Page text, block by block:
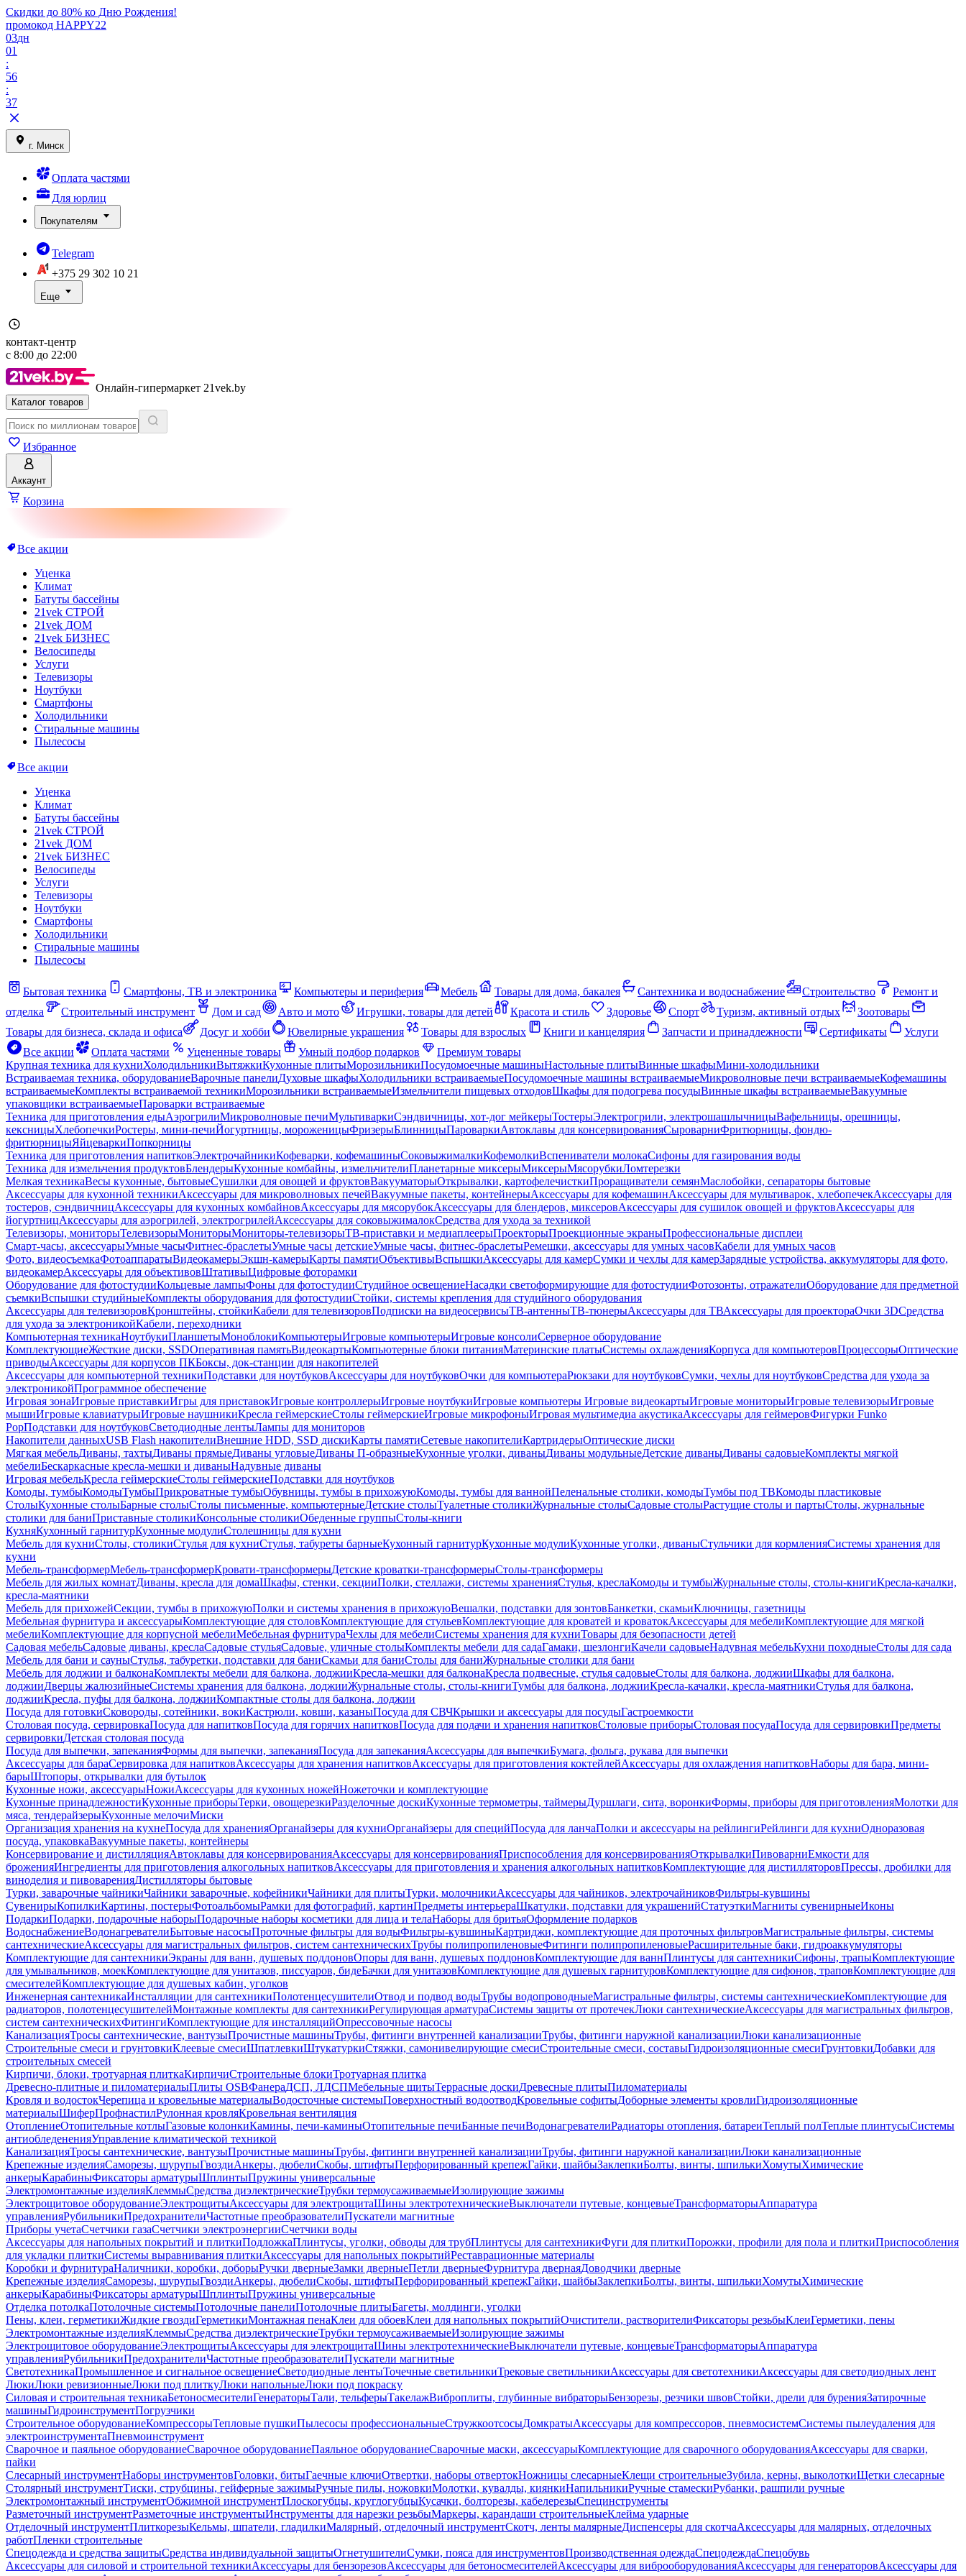
Скидки до 80% ко Дню Рождения!
промокод HAPPY22
03дн
01
:
56
:
37
г. Минск
Оплата частями
Для юрлиц
Покупателям
Telegram
+375 29 302 10 21
Еще
контакт-центр
с 8:00 до 22:00
Онлайн-гипермаркет 21vek.by
Каталог товаров
Избранное
Аккаунт
Корзина
Все акции
Уценка
Климат
Батуты бассейны
21vek СТРОЙ
21vek ДОМ
21vek БИЗНЕС
Велосипеды
Услуги
Телевизоры
Ноутбуки
Смартфоны
Холодильники
Стиральные машины
Пылесосы
Все акции
Уценка
Климат
Батуты бассейны
21vek СТРОЙ
21vek ДОМ
21vek БИЗНЕС
Велосипеды
Услуги
Телевизоры
Ноутбуки
Смартфоны
Холодильники
Стиральные машины
Пылесосы
Бытовая техника Смартфоны, ТВ и электроника Компьютеры и периферия Мебель Товары для дома, бакалея Сантехника и водоснабжение Строительство
Ремонт и
отделка
Строительный инструмент Дом и сад Авто и мото Игрушки, товары для детей Красота и стиль Здоровье Спорт Туризм, активный отдых
Зоотовары
Товары для бизнеса, склада и офиса
Досуг и хобби Ювелирные украшения Товары для взрослых Книги и канцелярия Запчасти и принадлежности Сертификаты
Услуги
Все акции
Оплата частями Уцененные товары Умный подбор подарков
Премиум товары
Крупная техника для кухниХолодильникиВытяжкиКухонные плитыМорозильникиПосудомоечные машиныНастольные плитыВинные шкафыМини-холодильники
Встраиваемая техника, оборудованиеВарочные панелиДуховые шкафыХолодильники встраиваемыеПосудомоечные машины встраиваемыеМикроволновые печи встраиваемыеКофемашины
встраиваемыеКомплекты встраиваемой техникиМорозильники встраиваемыеИзмельчители пищевых отходовШкафы для подогрева посудыВинные шкафы встраиваемыеВакуумные
упаковщики встраиваемыеПароварки встраиваемые
Техника для приготовления едыАэрогрилиМикроволновые печиМультиваркиСэндвичницы, хот-дог мейкерыТостерыЭлектрогрили, электрошашлычницыВафельницы, орешницы,
кексницыХлебопечкиРостеры, мини-печиЙогуртницы, мороженицыФризерыБлинницыПароваркиАвтоклавы для консервированияСыроварниФритюрницы, фондю-
фритюрницыЯйцеваркиПопкорницы
Техника для приготовления напитковЭлектрочайникиКофеварки, кофемашиныСоковыжималкиКофемолкиВспениватели молокаСифоны для газирования воды
Техника для измельчения продуктовБлендерыКухонные комбайны, измельчителиПланетарные миксерыМиксерыМясорубкиЛомтерезки
Мелкая техникаВесы кухонные, бытовыеСушилки для овощей и фруктовВакууматорыОткрывалки, картофелечисткиПроращиватели семянМаслобойки, сепараторы бытовые
Аксессуары для кухонной техникиАксессуары для микроволновых печейВакуумные пакеты, контейнерыАксессуары для кофемашинАксессуары для мультиварок, хлебопечекАксессуары для
тостеров, сэндвичницАксессуары для кухонных комбайновАксессуары для мясорубокАксессуары для блендеров, миксеровАксессуары для сушилок овощей и фруктовАксессуары для
йогуртницАксессуары для аэрогрилей, электрогрилейАксессуары для соковыжималокСредства для ухода за техникой
Телевизоры, мониторыТелевизорыМониторыМониторы-телевизорыТВ-приставки и медиаплеерыПроекторыПроекционные экраныПрофессиональные дисплеи
Смарт-часы, аксессуарыУмные часыФитнес-браслетыУмные часы детскиеУмные часы, фитнес-браслетыРемешки, аксессуары для умных часовКабели для умных часов
Фото, видеосъемкаФотоаппаратыВидеокамерыЭкшн-камерыКарты памятиОбъективыВспышкиАксессуары для камерСумки и чехлы для камерЗарядные устройства, аккумуляторы для фото,
видеокамерАксессуары для объективовШтативыЦифровые фоторамки
Оборудование для фотостудииКольцевые лампыФоны для фотостудииСтудийное освещениеНасадки светоформирующие для фотостудииФотозонты, отражателиОборудование для предметной
съемкиВспышки студийныеКомплекты оборудования для фотостудииСтойки, системы крепления для студийного оборудования
Аксессуары для телевизоровКронштейны, стойкиКабели для телевизоровПодписки на видеосервисыТВ-антенныТВ-тюнерыАксессуары для ТВАксессуары для проектораОчки 3DСредства
для ухода за электроникойКабели, переходники
Компьютерная техникаНоутбукиПланшетыМоноблокиКомпьютерыИгровые компьютерыИгровые консолиСерверное оборудование
КомплектующиеЖесткие диски, SSDОперативная памятьВидеокартыКомпьютерные блоки питанияМатеринские платыСистемы охлажденияКорпуса для компьютеровПроцессорыОптические
приводыАксессуары для корпусов ПКБоксы, док-станции для накопителей
Аксессуары для компьютерной техникиПодставки для ноутбуковАксессуары для ноутбуковОчки для компьютераРюкзаки для ноутбуковСумки, чехлы для ноутбуковСредства для ухода за
электроникойПрограммное обеспечение
Игровая зонаИгровые приставкиИгры для приставокИгровые контроллерыИгровые ноутбукиИгровые компьютеры Игровые видеокартыИгровые мониторыИгровые телевизорыИгровые
мышиИгровые клавиатурыИгровые наушникиКресла геймерскиеСтолы геймерскиеИгровые микрофоныИгровая мультимедиа акустикаАксессуары для геймеровФигурки Funko
PopПодставки для ноутбуковСветодиодные лентыЛампы для мониторов
Накопители данныхUSB Flash накопителиВнешние HDD, SSD дискиКарты памятиСетевые накопителиКартридерыОптические диски
Мягкая мебельДиваны, тахтыДиваны прямыеДиваны угловыеДиваны П-образныеКухонные уголки, диваныДиваны модульныеДетские диваныДиваны садовыеКомплекты мягкой
мебелиБескаркасные кресла-мешки и диваныНадувные диваны
Игровая мебельКресла геймерскиеСтолы геймерскиеПодставки для ноутбуков
Комоды, тумбыКомодыТумбыПрикроватные тумбыОбувницы, тумбы в прихожуюКомоды, тумбы для ваннойПеленальные столики, комодыТумбы под ТВКомоды пластиковые
СтолыКухонные столыБарные столыСтолы письменные, компьютерныеДетские столыТуалетные столикиЖурнальные столыСадовые столыРастущие столы и партыСтолы, журнальные
столики для баниПриставные столикиКонсольные столикиОбеденные группыСтолы-книги
КухняКухонный гарнитурКухонные модулиСтолешницы для кухни
Мебель для кухниСтолы, столикиСтулья для кухниСтулья, табуреты барныеКухонный гарнитурКухонные модулиКухонные уголки, диваныСтульчики для кормленияСистемы хранения для
кухни
Мебель-трансформерМебель-трансформерКровати-трансформерыДетские кроватки-трансформерыСтолы-трансформеры
Мебель для жилых комнатДиваны, кресла для домаШкафы, стенки, секцииПолки, стеллажи, системы храненияСтулья, креслаКомоды и тумбыЖурнальные столы, столы-книгиКресла-качалки,
кресла-маятники
Мебель для прихожейСекции, тумбы в прихожуюПолки и системы хранения в прихожуюВешалки, подставки для зонтовБанкетки, скамьиКлючницы, газетницы
Мебельная фурнитура и аксессуарыКомплектующие для столовКомплектующие для стульевКомплектующие для кроватей и кроватокАксессуары для мебелиКомплектующие для мягкой
мебелиКомплектующие для корпусной мебелиМебельная фурнитураЧехлы для мебелиСистемы хранения для кухниТовары для безопасности детей
Садовая мебельСадовые диваны, креслаСадовые стульяСадовые, уличные столыКомплекты мебели для садаГамаки, шезлонгиКачели садовыеНадувная мебельКухни походныеСтолы для сада
Мебель для бани и сауныСтулья, табуретки, подставки для баниСкамьи для баниСтолы для баниЖурнальные столики для бани
Мебель для лоджии и балконаКомплекты мебели для балкона, лоджииКресла-мешки для балконаКресла подвесные, стулья садовыеСтолы для балкона, лоджииШкафы для балкона,
лоджииДверцы жалюзийныеСистемы хранения для балкона, лоджииЖурнальные столы, столы-книгиТумбы для балкона, лоджииКресла-качалки, кресла-маятникиСтулья для балкона,
лоджииКресла, пуфы для балкона, лоджииКомпактные столы для балкона, лоджии
Посуда для готовкиСковороды, сотейники, вокиКастрюли, ковши, казаныПосуда для СВЧКрышки и аксессуары для посудыГастроемкости
Столовая посуда, сервировкаПосуда для напитковПосуда для горячих напитковПосуда для подачи и хранения напитковСтоловые приборыСтоловая посудаПосуда для сервировкиПредметы
сервировкиДетская столовая посуда
Посуда для выпечки, запеканияФормы для выпечки, запеканияПосуда для запеканияАксессуары для выпечкиБумага, фольга, рукава для выпечки
Аксессуары для бараСервировка для напитковАксессуары для хранения напитковАксессуары для приготовления коктейлейАксессуары для охлаждения напитковНаборы для бара, мини-
барыШтопоры, открывалки для бутылок
Кухонные ножи, аксессуарыНожиАксессуары для кухонных ножейНожеточки и комплектующие
Кухонные принадлежностиКухонные приборыТерки, овощерезкиРазделочные доскиКухонные термометры, таймерыДуршлаги, сита, воронкиФормы, приборы для приготовленияМолотки для
мяса, тендерайзерыКухонные мелочиМиски
Организация хранения на кухнеПосуда для храненияОрганайзеры для кухниОрганайзеры для специйПосуда для ланчаПолки и аксессуары на рейлингиРейлинги для кухниОдноразовая
посуда, упаковкаВакуумные пакеты, контейнеры
Консервирование и дистилляцияАвтоклавы для консервированияАксессуары для консервированияПриспособления для консервированияОткрывалкиПивоварниЕмкости для
броженияИнгредиенты для приготовления алкогольных напитковАксессуары для приготовления и хранения алкогольных напитковКомплектующие для дистилляторовПрессы, дробилки для
виноделия и пивоваренияДистилляторы бытовые
Турки, заварочные чайникиЧайники заварочные, кофейникиЧайники для плитыТурки, молочникиАксессуары для чайников, электрочайниковФильтры-кувшины
СувенирыКопилкиКартины, постерыФотоальбомыРамки для фотографий, картинПредметы интерьераШкатулки, подставки для украшенийСтатуэткиМагниты сувенирныеИконы
ПодаркиПодарки, подарочные наборыПодарочные наборы косметики для лица и телаНаборы для бритьяОформление подарков
ВодоснабжениеВодонагревателиБытовые насосыПроточные фильтры для водыФильтры-кувшиныКартриджи, комплектующие для проточных фильтровМагистральные фильтры, системы
сантехническиеАксессуары для магистральных фильтров, систем сантехническихТрубы полипропиленовыеФитинги полипропиленовыеРасширительные баки, гидроаккумуляторы
Комплектующие для сантехникиЭкраны для ванн, душевых поддоновОпоры для ванн, душевых поддоновКомплектующие для ваннПлинтусы для сантехникиСифоны, трапыКомплектующие
для умывальников, моекКомплектующие для унитазов, писсуаров, бидеБачки для унитазовКомплектующие для душевых гарнитуровКомплектующие для сифонов, траповКомплектующие для
смесителейКомплектующие для душевых кабин, уголков
Инженерная сантехникаИнсталляции для сантехникиПолотенцесушителиОтвод и подвод водыТрубы водопроводныеМагистральные фильтры, системы сантехническиеКомплектующие для
радиаторов, полотенцесушителейМонтажные комплекты для сантехникиРегулирующая арматураСистемы защиты от протечекЛюки сантехническиеАксессуары для магистральных фильтров,
систем сантехническихФитингиКомплектующие для инсталляцийОпрессовочные насосы
КанализацияТросы сантехнические, вантузыПрочистные машиныТрубы, фитинги внутренней канализацииТрубы, фитинги наружной канализацииЛюки канализационные
Строительные смеси и грунтовкиКлеевые смесиШпатлевкиШтукатуркиСтяжки, самонивелирующие смесиСтроительные смеси, составыГидроизоляционные смесиГрунтовкиДобавки для
строительных смесей
Кирпичи, блоки, тротуарная плиткаКирпичиСтроительные блокиТротуарная плитка
Древесно-плитные и пиломатериалыПлиты OSBФанераДСП, ЛДСПМебельные щитыТеррасные доскиДревесные плитыПиломатериалы
Кровля и водостокЧерепица и кровельные материалыВодосточные системыПоверхностный водоотводКровельные софитыДоборные элементы кровлиГидроизоляционные
материалыШиферПрофнастилРулонная кровляКровельная вентиляция
ОтоплениеОтопительные котлыГазовые колонкиКамины, печи-каминыОтопительные печиБанные печиВодонагревателиРадиаторы отопления, батареиТеплый полТеплые плинтусыСистемы
антиобледененияУправление климатической техникой
КанализацияТросы сантехнические, вантузыПрочистные машиныТрубы, фитинги внутренней канализацииТрубы, фитинги наружной канализацииЛюки канализационные
Крепежные изделияСаморезы, шурупыГвоздиАнкеры, дюбелиСкобы, штифтыПерфорированный крепежГайки, шайбыЗаклепкиБолты, винты, шпилькиХомутыХимические
анкерыКарабиныФиксаторы арматурыШплинтыПружины универсальные
Электромонтажные изделияКлеммыСредства диэлектрическиеТрубки термоусаживаемыеИзолирующие зажимы
Электрощитовое оборудованиеЭлектрощитыАксессуары для электрощитаШины электротехническиеВыключатели путевые, концевыеТрансформаторыАппаратура
управленияРубильникиПредохранителиЧастотные преобразователиПускатели магнитные
Приборы учетаСчетчики газаСчетчики электроэнергииСчетчики воды
Аксессуары для напольных покрытий и плиткиПодложкаПлинтусы, уголки, обводы для трубПлинтусы для сантехникиФуги для плиткиПорожки, профили для пола и плиткиПриспособления
для укладки плиткиСистемы выравнивания плиткиАксессуары для напольных покрытийРеставрационные материалы
Коробки и фурнитураНаличники, коробки, доборыРучки дверныеЗамки дверныеПетли дверныеФурнитура двернаяДоводчики дверные
Крепежные изделияСаморезы, шурупыГвоздиАнкеры, дюбелиСкобы, штифтыПерфорированный крепежГайки, шайбыЗаклепкиБолты, винты, шпилькиХомутыХимические
анкерыКарабиныФиксаторы арматурыШплинтыПружины универсальные
Отделка потолкаПотолочные системыПотолочные панелиПотолочные плитыБагеты, молдинги, уголки
Пены, клеи, герметикиЖидкие гвоздиГерметикиМонтажная пенаКлеи для обоевКлеи для напольных покрытийОчистители, растворителиФиксаторы резьбыКлеиГерметики, пены
Электромонтажные изделияКлеммыСредства диэлектрическиеТрубки термоусаживаемыеИзолирующие зажимы
Электрощитовое оборудованиеЭлектрощитыАксессуары для электрощитаШины электротехническиеВыключатели путевые, концевыеТрансформаторыАппаратура
управленияРубильникиПредохранителиЧастотные преобразователиПускатели магнитные
СветотехникаПромышленное и сигнальное освещениеСветодиодные лентыТочечные светильникиТрековые светильникиАксессуары для светотехникиАксессуары для светодиодных лент
ЛюкиЛюки ревизионныеЛюки под плиткуЛюки напольныеЛюки под покраску
Силовая и строительная техникаБетоносмесителиГенераторыТали, тельферыТакелажВиброплиты, глубинные вибраторыБензорезы, резчики швовСтойки, дрели для буренияЗатирочные
машиныГидроинструментПогрузчики
Строительное оборудованиеКомпрессорыТепловые пушкиПылесосы профессиональныеСтружкоотсосыДомкратыАксессуары для компрессоров, пневмосистемСистемы пылеудаления для
электроинструментаПневмоинструмент
Сварочное и паяльное оборудованиеСварочное оборудованиеПаяльное оборудованиеСварочные маски, аксессуарыКомплектующие для сварочного оборудованияАксессуары для сварки,
пайки
Слесарный инструментНаборы инструментовГоловки, битыГаечные ключиОтвертки, наборы отвертокНожницы слесарныеКлещи строительныеЗубила, керны, выколоткиЩетки слесарные
Столярный инструментТиски, струбцины, гейферные зажимыРучные пилы, ножовкиМолотки, кувалды, киянкиНапильникиРучные стамескиРубанки, рашпили ручные
Электромонтажный инструментОбжимной инструментПлоскогубцы, круглогубцыКусачки, болторезы, кабелерезыСпецинструменты
Разметочный инструментРазметочные инструментыИнструменты для нарезки резьбыМаркеры, карандаши строительныеКлейма ударные
Отделочный инструментПлиткорезыКельмы, шпатели, гладилкиМалярный, отделочный инструментСкотч, ленты малярныеДиспенсеры для скотчаАксессуары для малярных, отделочных
работПленки строительные
Спецодежда и средства защитыСредства индивидуальной защитыОгнетушителиСумки, пояса для инструментовПроизводственная одеждаСпецодеждаСпецобувь
Аксессуары для силовой и строительной техникиАксессуары для бензорезовАксессуары для бетоносмесителейАксессуары для виброоборудованияАксессуары для генераторовАксессуары для